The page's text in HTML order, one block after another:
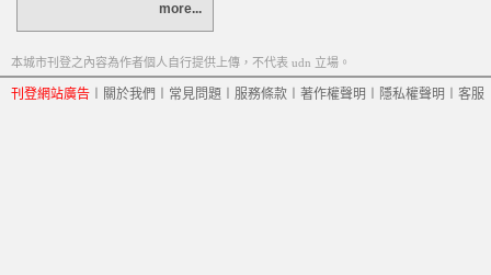
more...
本城市刊登之內容為作者個人自行提供上傳，不代表 udn 立場。
刊登網站廣告 關於我們 常見問題 服務條款 著作權聲明 隱私權聲明 客服